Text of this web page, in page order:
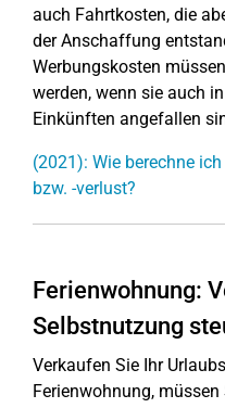
auch Fahrtkosten, die
der Anschaffung
Werbungskosten
werden, wenn sie auch
Einkünften angefallen
(2021): Wie berechne
bzw. -verlust?
Ferienwohnung:
Selbstnutzung
Verkaufen Sie Ihr
Ferienwohnung,